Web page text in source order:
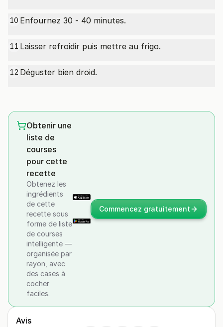
10 Enfournez 30 - 40 minutes.
11 Laisser refroidir puis mettre au frigo.
12 Déguster bien droid.
Obtenir une
liste de
courses
pour cette
recette
Obtenez les
ingrédients
de cette
recette sous
forme de liste
de courses
intelligente —
organisée par
rayon, avec
des cases à
cocher
faciles.
Commencez gratuitement
Avis